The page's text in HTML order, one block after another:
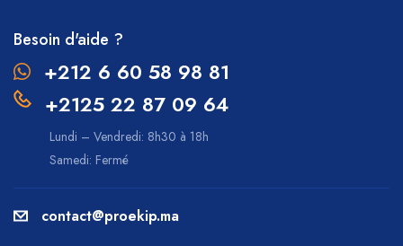
Besoin d'aide ?
+212 6 60 58 98 81
+2125 22 87 09 64
Lundi – Vendredi: 8h30 à 18h
Samedi: Fermé
contact@proekip.ma